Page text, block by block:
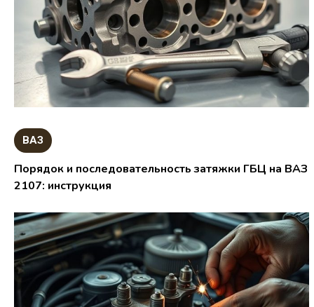
ВАЗ
Порядок и последовательность затяжки ГБЦ на ВАЗ
2107: инструкция